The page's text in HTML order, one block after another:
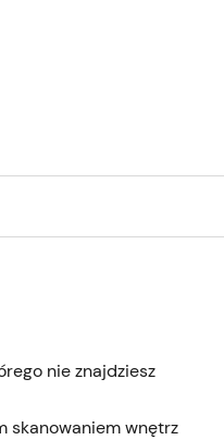
nie znajdziesz
skanowaniem wnętrz